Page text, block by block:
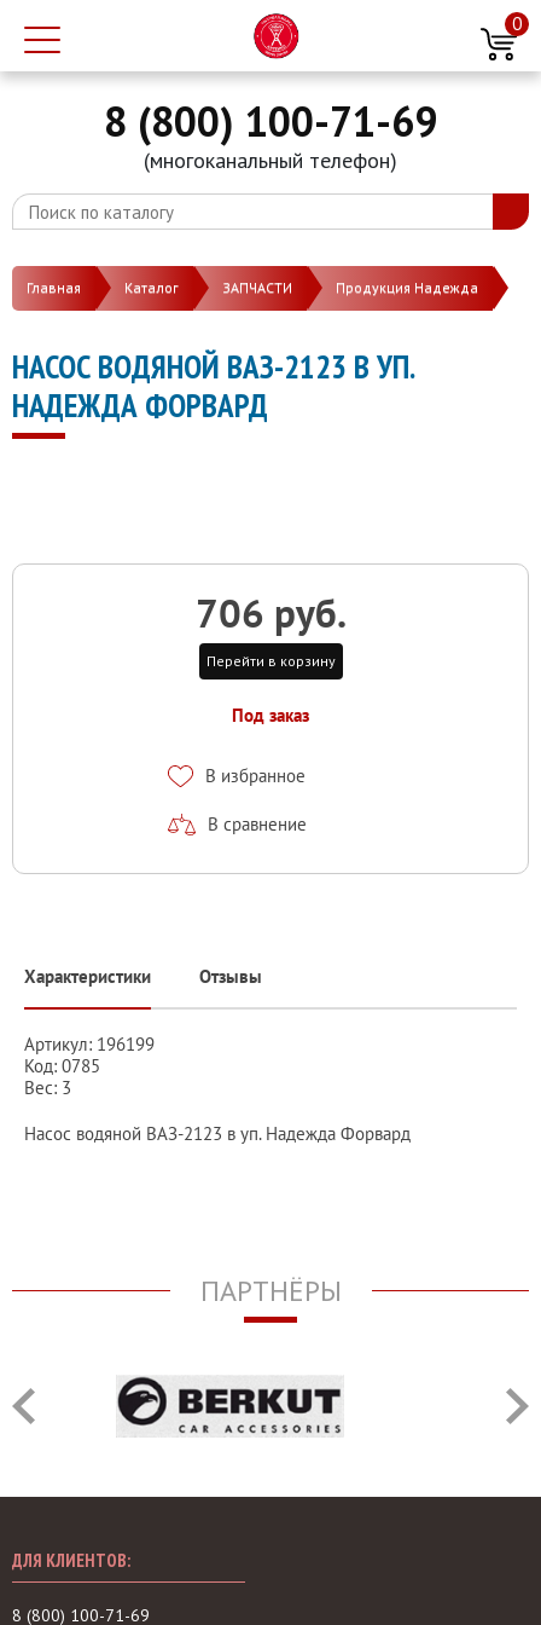
0
8 (800) 100-71-69
(многоканальный телефон)
Главная Каталог ЗАПЧАСТИ Продукция Надежда
НАСОС ВОДЯНОЙ ВАЗ-2123 В УП.
НАДЕЖДА ФОРВАРД
706 руб.
Перейти в корзину
Под заказ
В избранное
В сравнение
Характеристики Отзывы
Артикул: 196199
Код: 0785
Вес: 3
Насос водяной ВАЗ-2123 в уп. Надежда Форвард
ПАРТНЁРЫ
ДЛЯ КЛИЕНТОВ:
8 (800) 100-71-69